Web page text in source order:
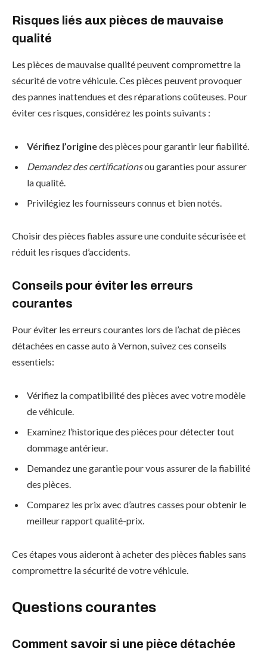
Risques liés aux pièces de mauvaise
qualité
Les pièces de mauvaise qualité peuvent compromettre la
sécurité de votre véhicule. Ces pièces peuvent provoquer
des pannes inattendues et des réparations coûteuses. Pour
éviter ces risques, considérez les points suivants :
Vérifiez l’originedes pièces pour garantir leur fiabilité.
Demandez des certificationsou garanties pour assurer
la qualité.
Privilégiez les fournisseurs connus et bien notés.
Choisir des pièces fiables assure une conduite sécurisée et
réduit les risques d’accidents.
Conseils pour éviter les erreurs
courantes
Pour éviter les erreurs courantes lors de l’achat de pièces
détachées en casse auto à Vernon, suivez ces conseils
essentiels:
Vérifiez la compatibilité des pièces avec votre modèle
de véhicule.
Examinez l’historique des pièces pour détecter tout
dommage antérieur.
Demandez une garantie pour vous assurer de la fiabilité
des pièces.
Comparez les prix avec d’autres casses pour obtenir le
meilleur rapport qualité-prix.
Ces étapes vous aideront à acheter des pièces fiables sans
compromettre la sécurité de votre véhicule.
Questions courantes
Comment savoir si une pièce détachée